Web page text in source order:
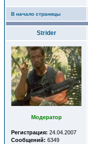
В начало страницы
Strider
Модератор
Регистрация: 24.04.2007
Сообщений: 6349